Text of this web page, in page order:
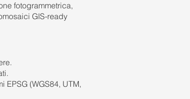
fotogrammetrica,
GIS-ready
EPSG (WGS84, UTM,